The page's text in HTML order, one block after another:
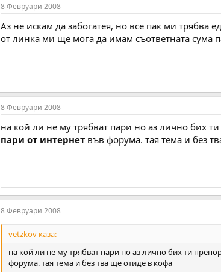
8 Февруари 2008
Aз не искам да забогатея, но все пак ми трябва
от линка ми ще мога да имам съответната сума
8 Февруари 2008
на кой ли не му трябват пари но аз лично бих
пари от интернет във форума. тая тема и без
8 Февруари 2008
vetzkov каза:
на кой ли не му трябват пари но аз лично бих ти
форума. тая тема и без тва ще отиде в кофа